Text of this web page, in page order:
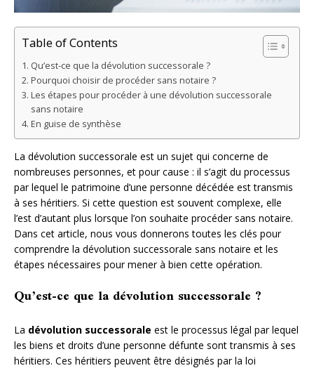
Table of Contents
Qu’est-ce que la dévolution successorale ?
Pourquoi choisir de procéder sans notaire ?
Les étapes pour procéder à une dévolution successorale
sans notaire
En guise de synthèse
La dévolution successorale est un sujet qui concerne de
nombreuses personnes, et pour cause : il s’agit du processus
par lequel le patrimoine d’une personne décédée est transmis
à ses héritiers. Si cette question est souvent complexe, elle
l’est d’autant plus lorsque l’on souhaite procéder sans notaire.
Dans cet article, nous vous donnerons toutes les clés pour
comprendre la dévolution successorale sans notaire et les
étapes nécessaires pour mener à bien cette opération.
Qu’est-ce que la dévolution successorale ?
La dévolution successorale est le processus légal par lequel
les biens et droits d’une personne défunte sont transmis à ses
héritiers. Ces héritiers peuvent être désignés par la loi